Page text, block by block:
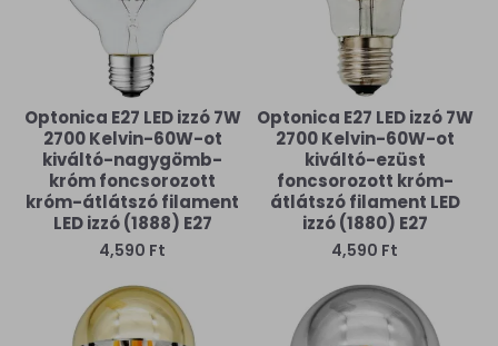
Optonica E27 LED izzó 7W
2700 Kelvin-60W-ot
kiváltó-nagygömb-
króm foncsorozott
króm-átlátszó filament
LED izzó (1888) E27
4,590 Ft
Optonica E27 LED izzó 7W
2700 Kelvin-60W-ot
kiváltó-ezüst
foncsorozott króm-
átlátszó filament LED
izzó (1880) E27
4,590 Ft